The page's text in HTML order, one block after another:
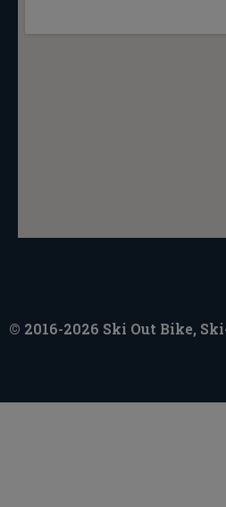
© 2016-2026 Ski Out Bike,